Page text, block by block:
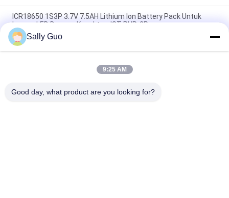
ICR18650 1S3P 3.7V 7.5AH Lithium Ion Battery Pack Untuk
Lampu LED Dengan Konektor JST PHR-2P
18650 Baterai Lithium Untuk Telepon Selular INM 7.4V Lithium
Ion 2200mAh Pack
3,7 Volt 2300mAh Lithium Ion Silinder Baterai isi ulang untuk
Sally Guo
9:25 AM
Good day, what product are you looking for?